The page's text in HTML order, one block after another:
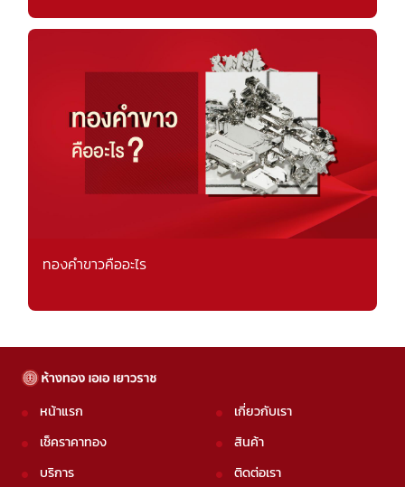
ทองคำขาวคืออะไร
หน้าแรก
เช็คราคาทอง
บริการ
เกี่ยวกับเรา
สินค้า
ติดต่อเรา